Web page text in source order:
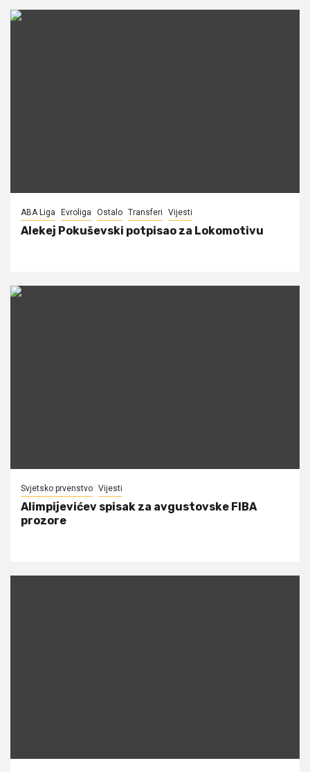
ABA Liga Evroliga Ostalo Transferi Vijesti
Alekej Pokuševski potpisao za Lokomotivu
Svjetsko prvenstvo Vijesti
Alimpijevićev spisak za avgustovske FIBA
prozore